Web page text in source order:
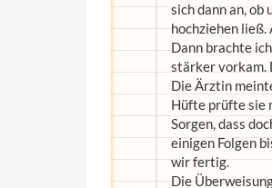
sich dann an, ob
hochziehen ließ.
Dann brachte
stärker vorkam.
Die Ärztin
Hüfte prüfte sie
Sorgen, dass
einigen Folgen
wir fertig.
Die